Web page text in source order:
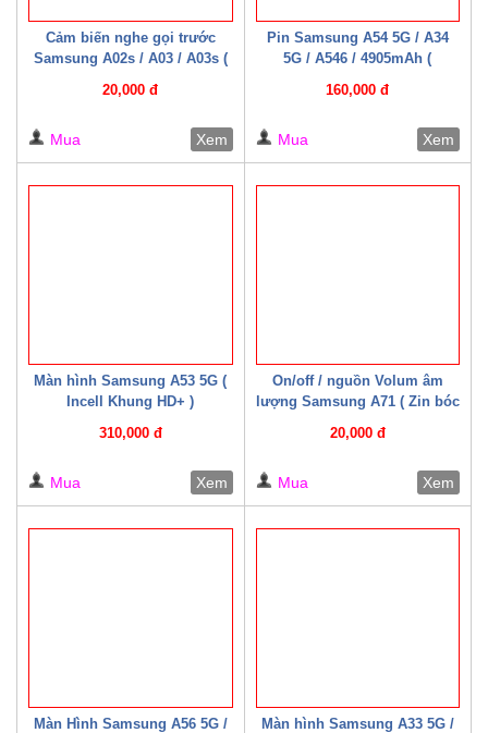
Cảm biến nghe gọi trước
Samsung A02s / A03 / A03s (
20,000 đ
Mua Xem
Pin Samsung A54 5G / A34
5G / A546 / 4905mAh (
160,000 đ
Mua Xem
Màn hình Samsung A53 5G (
Incell Khung HD+ )
310,000 đ
Mua Xem
On/off / nguồn Volum âm
lượng Samsung A71 ( Zin bóc
20,000 đ
Mua Xem
Màn Hình Samsung A56 5G /
Màn hình Samsung A33 5G /